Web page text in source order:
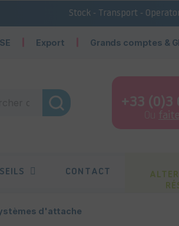
Stock - Transport -
Export Grands comptes &
+33 (0)3
Ou
CONTACT
d'attache